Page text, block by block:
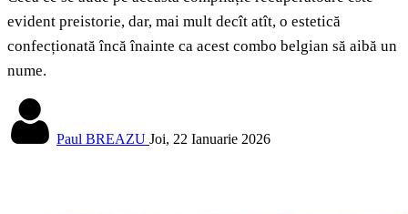
evident preistorie, dar, mai mult decît atît, o estetică
confecționată încă înainte ca acest combo belgian să aibă un
nume.
Paul BREAZU Joi, 22 Ianuarie 2026